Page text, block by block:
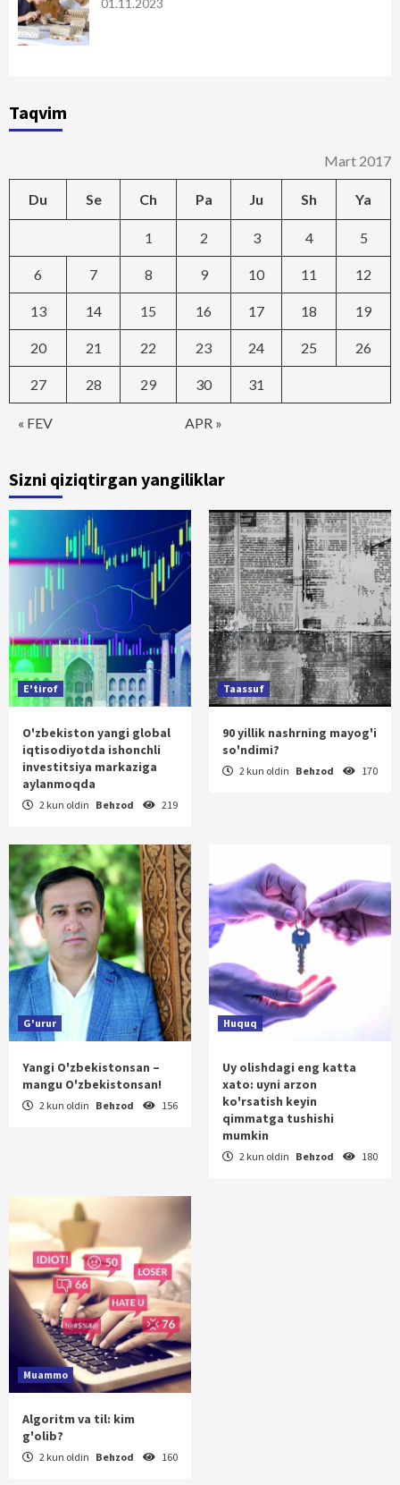
01.11.2023
Taqvim
Mart 2017
Du Se Ch Pa Ju Sh Ya
« FEV APR »
1 2 3 4 5
6 7 8 9 10 11 12
13 14 15 16 17 18 19
20 21 22 23 24 25 26
27 28 29 30 31
Sizni qiziqtirgan yangiliklar
E'tirof
O'zbekiston yangi global
iqtisodiyotda ishonchli
investitsiya markaziga
aylanmoqda
2 kun oldin Behzod 219
Taassuf
90 yillik nashrning mayog'i
so'ndimi?
2 kun oldin Behzod 170
G'urur
Yangi O'zbekistonsan –
mangu O'zbekistonsan!
2 kun oldin Behzod 156
Huquq
Uy olishdagi eng katta
xato: uyni arzon
ko'rsatish keyin
qimmatga tushishi
mumkin
2 kun oldin Behzod 180
Muammo
Algoritm va til: kim
g'olib?
2 kun oldin Behzod 160